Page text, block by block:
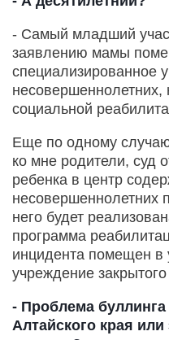
- Самый младший
заявлению мамы
специализированное
социальной
Еще по одному
ко мне родители, суд
ребенка в центр
несовершеннолетних
него будет
программа
инцидента помещен в
учреждение
- Проблема буллинга
Алтайского края